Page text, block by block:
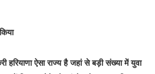
हरियाणा ऐसा राज्य है जहां से बड़ी संख्या में युवा